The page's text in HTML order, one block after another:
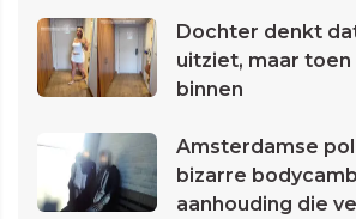
Dochter denkt
uitziet, maar
binnen
Amsterdamse
bizarre
aanhouding die